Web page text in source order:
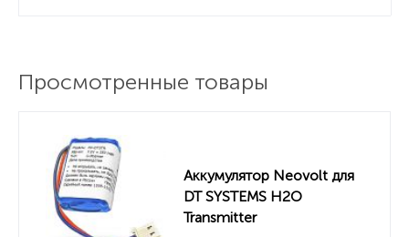
Просмотренные товары
Аккумулятор Neovolt для
DT SYSTEMS H2O
Transmitter